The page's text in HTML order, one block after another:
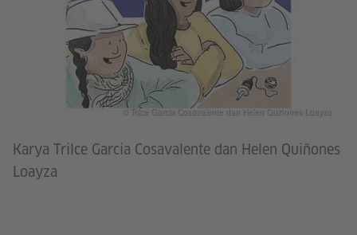
Karya Trilce Garcia Cosavalente dan Helen Quiñones
Loayza
© Trilce Garcia Cosavalente dan Helen Quiñones Loayza